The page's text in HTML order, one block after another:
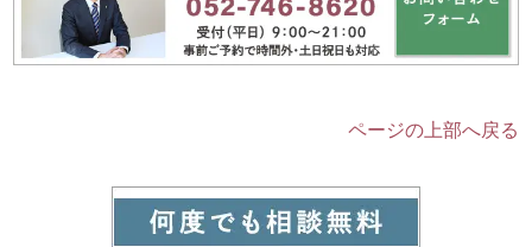
ページの上部へ戻る